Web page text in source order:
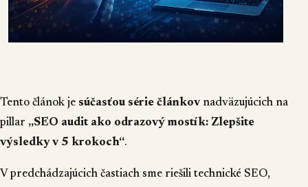
Tento článok je súčasťou série článkov nadväzujúcich na
pillar „SEO audit ako odrazový mostík: Zlepšite
výsledky v 5 krokoch“.
V predchádzajúcich častiach sme riešili technické SEO,